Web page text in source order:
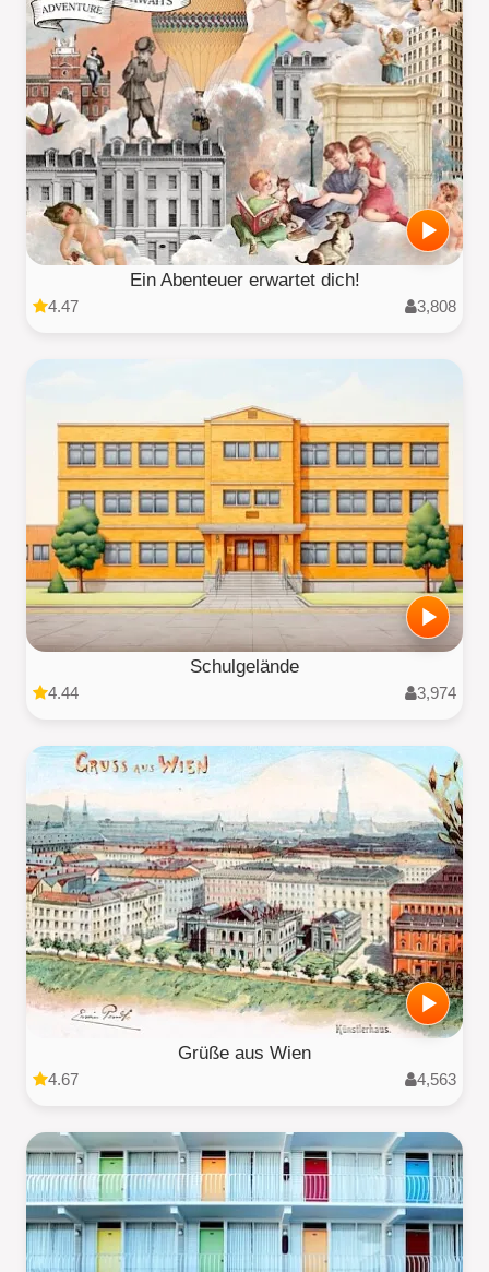
Ein Abenteuer erwartet dich!
4.47 3,808
Schulgelände
4.44 3,974
Grüße aus Wien
4.67 4,563